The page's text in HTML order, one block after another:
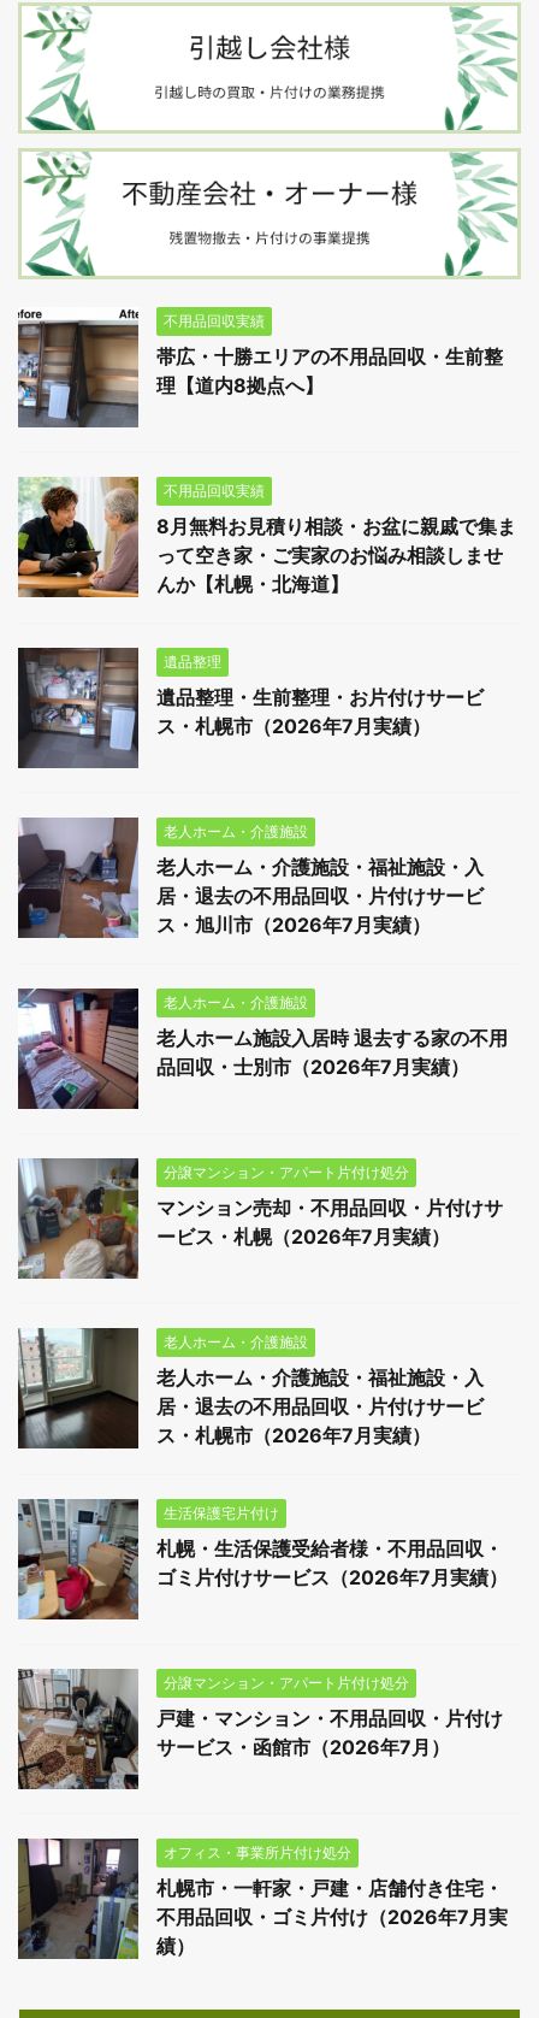
不用品回収実績
帯広・十勝エリアの不用品回収・生前整
理【道内8拠点へ】
不用品回収実績
8月無料お見積り相談・お盆に親戚で集ま
って空き家・ご実家のお悩み相談しませ
んか【札幌・北海道】
遺品整理
遺品整理・生前整理・お片付けサービ
ス・札幌市（2026年7月実績）
老人ホーム・介護施設
老人ホーム・介護施設・福祉施設・入
居・退去の不用品回収・片付けサービ
ス・旭川市（2026年7月実績）
老人ホーム・介護施設
老人ホーム施設入居時 退去する家の不用
品回収・士別市（2026年7月実績）
分譲マンション・アパート片付け処分
マンション売却・不用品回収・片付けサ
ービス・札幌（2026年7月実績）
老人ホーム・介護施設
老人ホーム・介護施設・福祉施設・入
居・退去の不用品回収・片付けサービ
ス・札幌市（2026年7月実績）
生活保護宅片付け
札幌・生活保護受給者様・不用品回収・
ゴミ片付けサービス（2026年7月実績）
分譲マンション・アパート片付け処分
戸建・マンション・不用品回収・片付け
サービス・函館市（2026年7月）
オフィス・事業所片付け処分
札幌市・一軒家・戸建・店舗付き住宅・
不用品回収・ゴミ片付け（2026年7月実
績）